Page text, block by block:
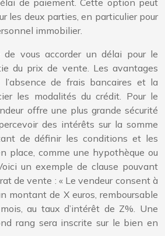
de paiement. Cette option peut
les deux parties, en particulier pour
immobilier.
de vous accorder un délai pour le
du prix de vente. Les avantages
l’absence de frais bancaires et la
les modalités du crédit. Pour le
offre une plus grande sécurité
des intérêts sur la somme
de définir les conditions et les
place, comme une hypothèque ou
un exemple de clause pouvant
de vente : « Le vendeur consent à
montant de X euros, remboursable
au taux d’intérêt de Z%. Une
rang sera inscrite sur le bien en